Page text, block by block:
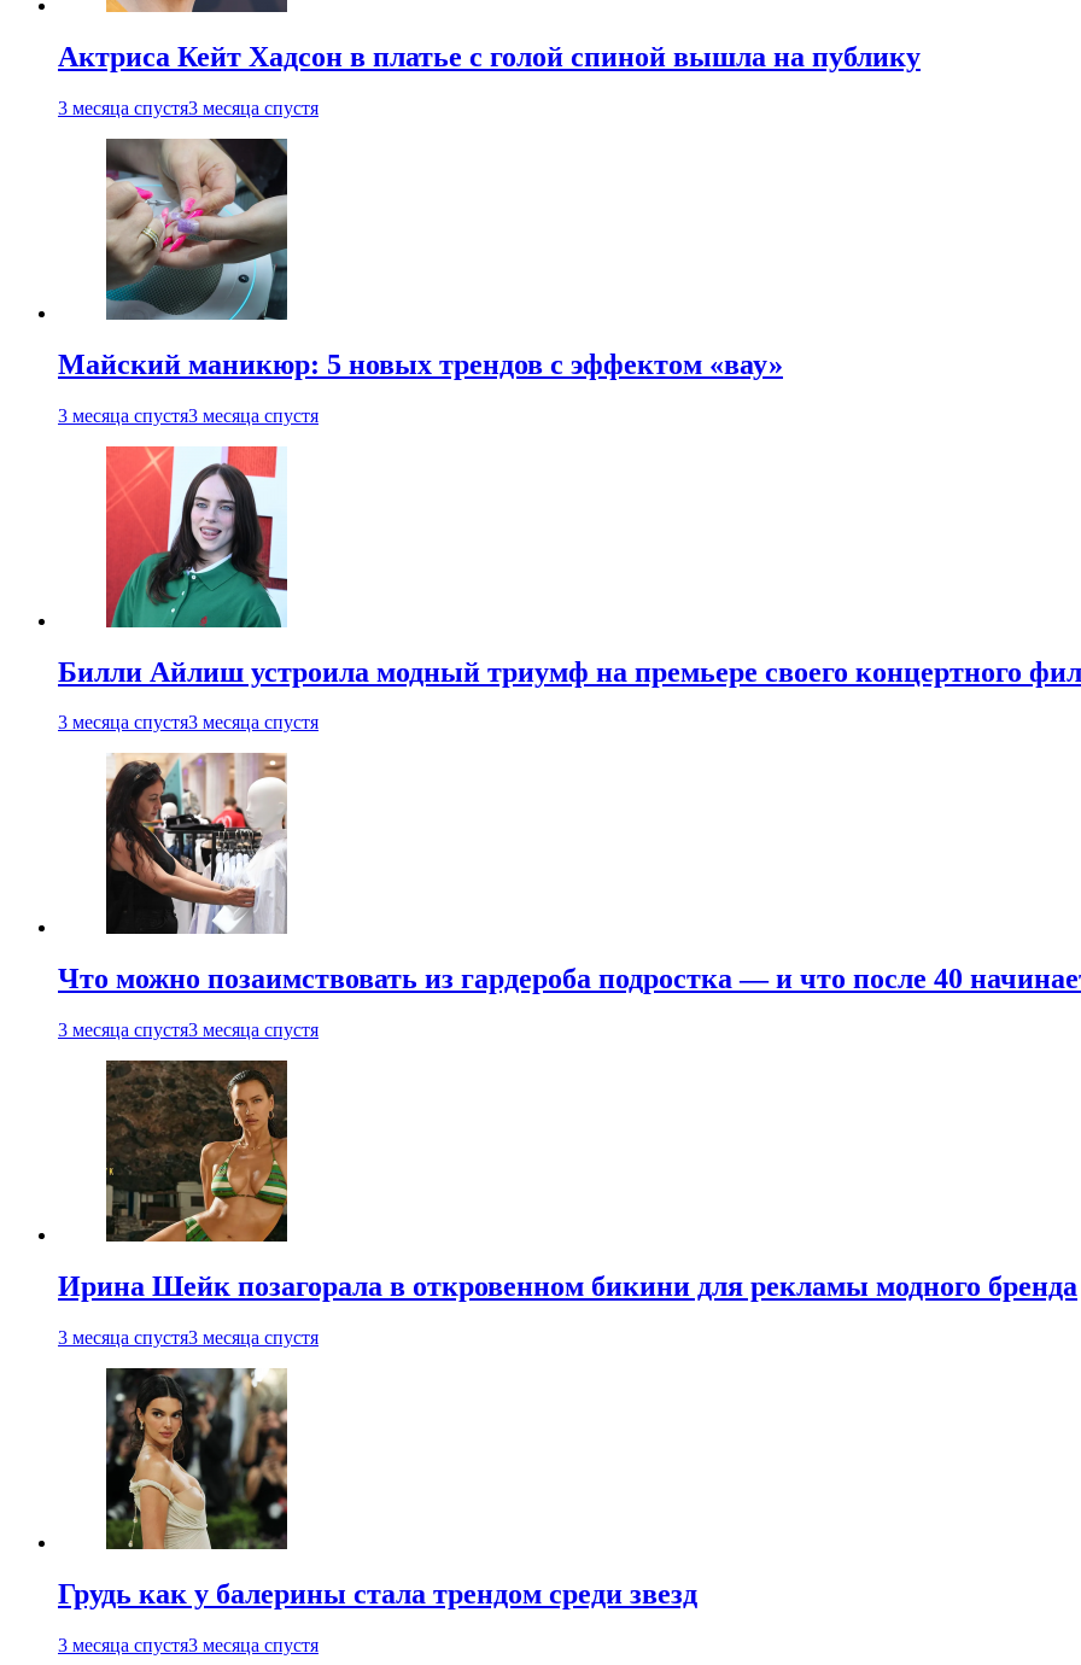
Актриса Кейт Хадсон в платье с голой спиной вышла на публику
3 месяца спустя3 месяца спустя
Майский маникюр: 5 новых трендов с эффектом «вау»
3 месяца спустя3 месяца спустя
Билли Айлиш устроила модный триумф на премьере своего концертного
3 месяца спустя3 месяца спустя
Что можно позаимствовать из гардероба подростка — и что после 40
3 месяца спустя3 месяца спустя
Ирина Шейк позагорала в откровенном бикини для рекламы модного бренда
3 месяца спустя3 месяца спустя
Грудь как у балерины стала трендом среди звезд
3 месяца спустя3 месяца спустя